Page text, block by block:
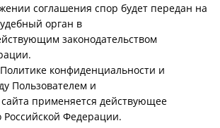
соглашения спор будет передан на
орган в
законодательством
конфиденциальности и
Пользователем и
применяется действующее
Российской Федерации.